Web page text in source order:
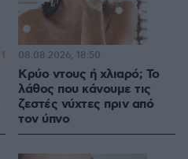
1
Κρύο ντους ή χλιαρό; Το
λάθος που κάνουμε τις
ζεστές νύχτες πριν από
τον ύπνο
08.08.2026, 18:50